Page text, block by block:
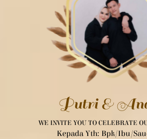
Putri &
WE INVITE YOU TO CELEBRATE
Kepada Yth: Bpk/Ibu/